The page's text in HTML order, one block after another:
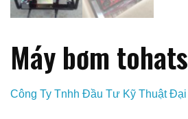
Máy bơm
Công Ty Tnhh Đầu Tư Kỹ Thuật